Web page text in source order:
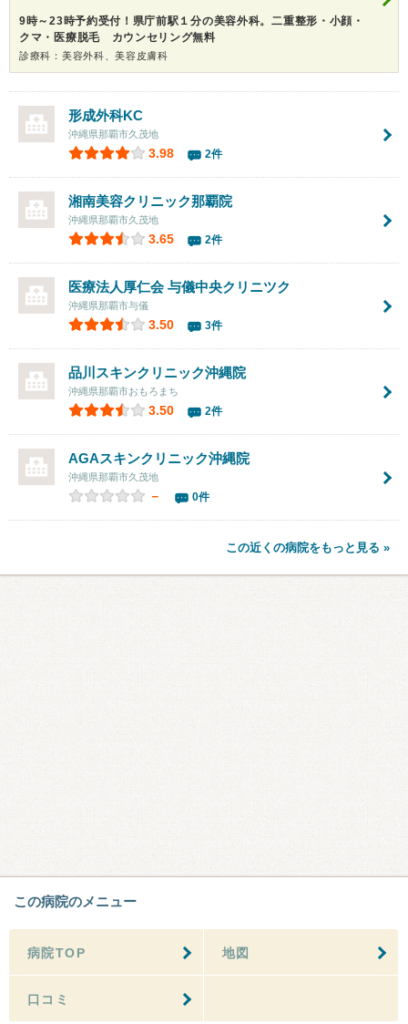
9時～23時予約受付！県庁前駅１分の美容外科。二重整形・小顔・
クマ・医療脱毛 カウンセリング無料
診療科：美容外科、美容皮膚科
形成外科KC
沖縄県那覇市久茂地
3.98 2件
湘南美容クリニック那覇院
沖縄県那覇市久茂地
3.65 2件
医療法人厚仁会 与儀中央クリニツク
沖縄県那覇市与儀
3.50 3件
品川スキンクリニック沖縄院
沖縄県那覇市おもろまち
3.50 2件
AGAスキンクリニック沖縄院
沖縄県那覇市久茂地
－ 0件
この近くの病院をもっと見る »
この病院のメニュー
病院TOP 地図
口コミ